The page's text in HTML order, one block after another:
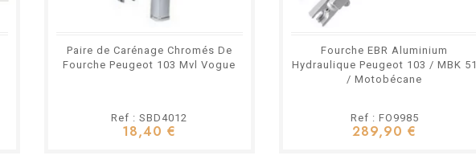
Paire de Carénage Chromés De
Fourche Peugeot 103 Mvl Vogue
Ref : SBD4012
18,40 €
Fourche EBR Aluminium
Hydraulique Peugeot 103 / MBK 51
/ Motobécane
Ref : FO9985
289,90 €